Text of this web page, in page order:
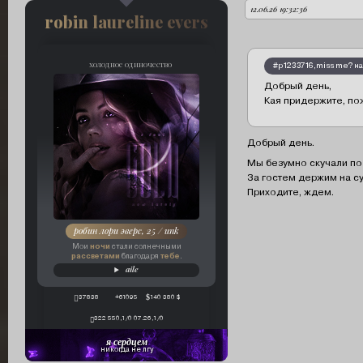
12.06.26 19:32:36
холодное одиночество
робин лори эверс, 25 / unk
Мои ночи стали солнечными
рассветами благодаря тебе .
aile
автор:
robin laureline evers
37838 +61095 140 380 $
322 550,1/0 07.26,1/0
я сердцем
никогда не лгу
#p1233716,miss me?
Добрый день,
Кая придержите,
Добрый день.
Мы безумно скучали по
За гостем держим на
Приходите, ждем.